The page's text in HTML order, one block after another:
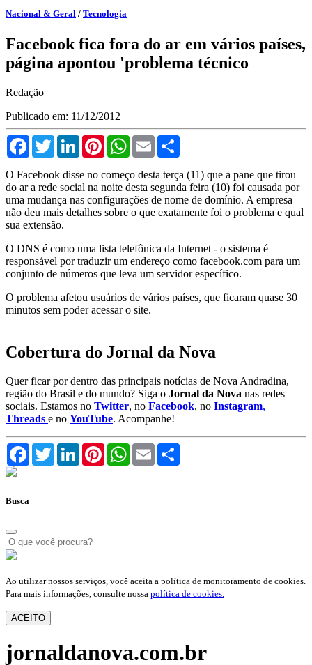
Nacional & Geral / Tecnologia
Facebook fica fora do ar em vários países,
página apontou 'problema técnico
Redação
Publicado em: 11/12/2012
FacebookTwitterLinkedInPinterestWhatsApp
Email
O Facebook disse no começo desta terça (11) que a pane que tirou
do ar a rede social na noite desta segunda feira (10) foi causada por
uma mudança nas configurações de nome de domínio. A empresa
não deu mais detalhes sobre o que exatamente foi o problema e qual
sua extensão.
O DNS é como uma lista telefônica da Internet - o sistema é
responsável por traduzir um endereço como facebook.com para um
conjunto de números que leva um servidor específico.
O problema afetou usuários de vários países, que ficaram quase 30
minutos sem poder acessar o site.
Cobertura do Jornal da Nova
Quer ficar por dentro das principais notícias de Nova Andradina,
região do Brasil e do mundo? Siga o Jornal da Nova nas redes
sociais. Estamos no Twitter, no Facebook, no Instagram,
Threads e no YouTube. Acompanhe!
FacebookTwitterLinkedInPinterestWhatsApp
Email
Busca
Ao utilizar nossos serviços, você aceita a política de monitoramento de cookies.
Para mais informações, consulte nossa política de cookies.
ACEITO
jornaldanova.com.br